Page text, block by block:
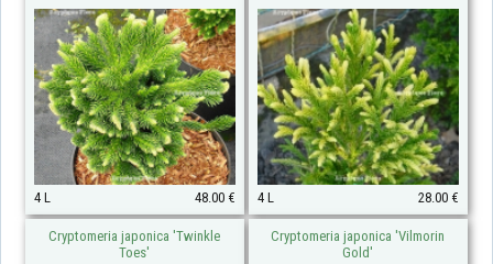
4 L 48.00 € 4 L 28.00 €
Cryptomeria japonica 'Twinkle
Toes'
Cryptomeria japonica 'Vilmorin
Gold'